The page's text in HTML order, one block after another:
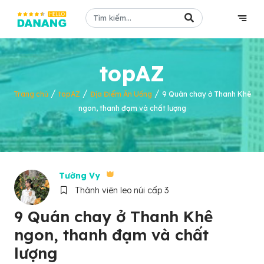
topAZ
Trang chủ/ topAZ / Địa Điểm Ăn Uống / 9 Quán chay ở Thanh Khê
ngon, thanh đạm và chất lượng
Tường Vy
Thành viên leo núi cấp 3
9 Quán chay ở Thanh Khê
ngon, thanh đạm và chất
lượng